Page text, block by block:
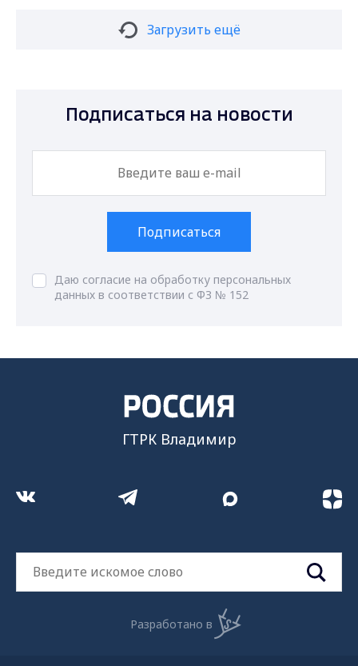
Загрузить ещё
Подписаться на новости
Подписаться
Даю согласие на обработку персональных
данных в соответствии с ФЗ № 152
ГТРК Владимир
Разработано в